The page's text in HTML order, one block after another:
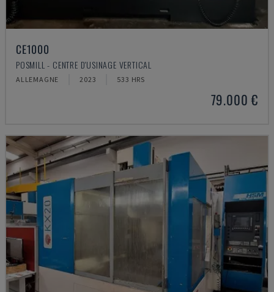
CE1000
POSMILL - CENTRE D'USINAGE VERTICAL
ALLEMAGNE 2023 533 HRS
79.000 €